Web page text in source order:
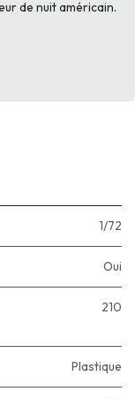
de nuit américain.
1/72
Oui
210
Plastique